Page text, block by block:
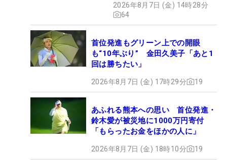
ュー
2026年8月7日 (金) 14時28分
64
首位発進もグリーン上での開眼
も“10年ぶり” 金田久美子「あと1
回は勝ちたい」
2026年8月7日 (金) 17時29分 19
あふれる熊本への思い 首位発進・
鈴木愛が被災地に1000万円寄付
「もらったお金をほかの人に」
2026年8月7日 (金) 18時10分 19